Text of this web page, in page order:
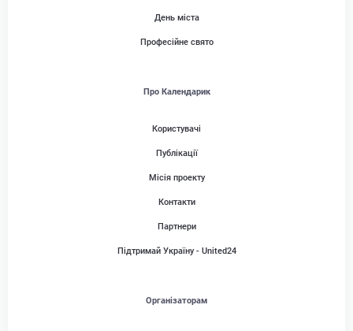
День міста
Професійне свято
Про Календарик
Користувачі
Публікації
Місія проекту
Контакти
Партнери
Підтримай Україну - United24
Організаторам